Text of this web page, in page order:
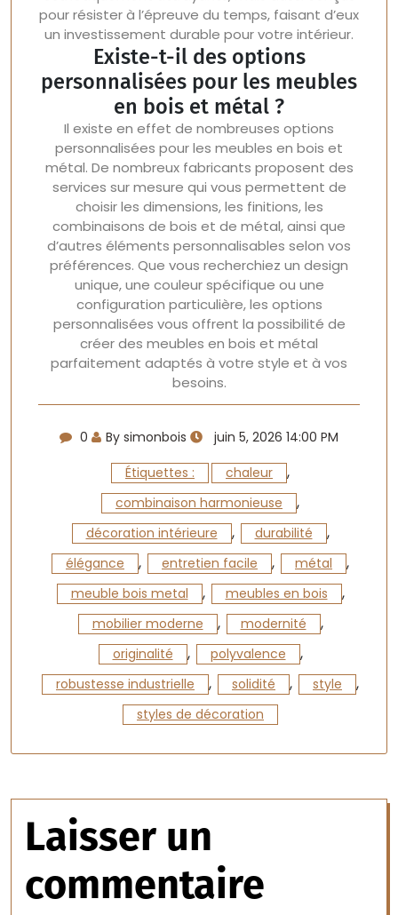
pour résister à l’épreuve du temps, faisant d’eux
un investissement durable pour votre intérieur.
Existe-t-il des options
personnalisées pour les meubles
en bois et métal ?
Il existe en effet de nombreuses options
personnalisées pour les meubles en bois et
métal. De nombreux fabricants proposent des
services sur mesure qui vous permettent de
choisir les dimensions, les finitions, les
combinaisons de bois et de métal, ainsi que
d’autres éléments personnalisables selon vos
préférences. Que vous recherchiez un design
unique, une couleur spécifique ou une
configuration particulière, les options
personnalisées vous offrent la possibilité de
créer des meubles en bois et métal
parfaitement adaptés à votre style et à vos
besoins.
0 By simonbois
juin 5, 2026 14:00 PM
Étiquettes :
chaleur ,
combinaison harmonieuse ,
décoration intérieure , durabilité ,
élégance , entretien facile , métal ,
meuble bois metal , meubles en bois ,
mobilier moderne , modernité ,
originalité , polyvalence ,
robustesse industrielle , solidité , style ,
styles de décoration
Laisser un
commentaire